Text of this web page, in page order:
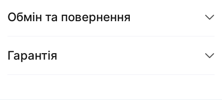
Обмін та повернення
Гарантія